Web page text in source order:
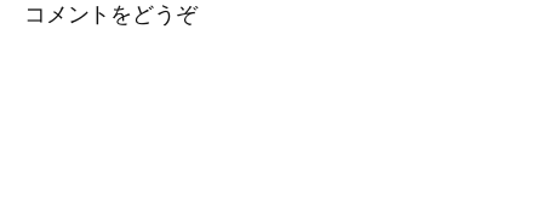
コメントをどうぞ